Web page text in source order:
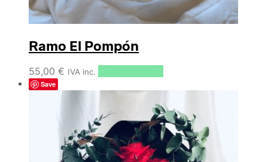
Ramo El Pompón
55,00 € IVA inc.
Save